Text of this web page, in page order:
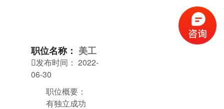
职位名称： 美工
发布时间： 2022-
06-30
职位概要：
有独立成功